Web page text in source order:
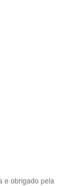
e obrigado pela